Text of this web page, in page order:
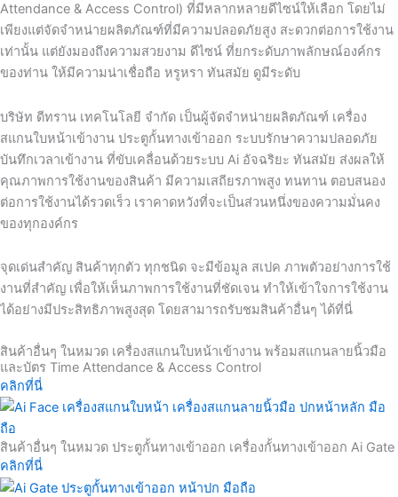
Attendance & Access Control) ที่มีหลากหลายดีไซน์ให้เลือก โดยไม่
เพียงแต่จัดจำหน่ายผลิตภัณฑ์ที่มีความปลอดภัยสูง สะดวกต่อการใช้งาน
เท่านั้น แต่ยังมองถึงความสวยงาม ดีไซน์ ที่ยกระดับภาพลักษณ์องค์กร
ของท่าน ให้มีความน่าเชื่อถือ หรูหรา ทันสมัย ดูมีระดับ
บริษัท ดีทราน เทคโนโลยี จำกัด เป็นผู้จัดจำหน่ายผลิตภัณฑ์ เครื่อง
สแกนใบหน้าเข้างาน ประตูกั้นทางเข้าออก ระบบรักษาความปลอดภัย
บันทึกเวลาเข้างาน ที่ขับเคลื่อนด้วยระบบ Ai อัจฉริยะ ทันสมัย ส่งผลให้
คุณภาพการใช้งานของสินค้า มีความเสถียรภาพสูง ทนทาน ตอบสนอง
ต่อการใช้งานได้รวดเร็ว เราคาดหวังที่จะเป็นส่วนหนึ่งของความมั่นคง
ของทุกองค์กร
จุดเด่นสำคัญ สินค้าทุกตัว ทุกชนิด จะมีข้อมูล สเปค ภาพตัวอย่างการใช้
งานที่สำคัญ เพื่อให้เห็นภาพการใช้งานที่ชัดเจน ทำให้เข้าใจการใช้งาน
ได้อย่างมีประสิทธิภาพสูงสุด โดยสามารถรับชมสินค้าอื่นๆ ได้ที่นี่
สินค้าอื่นๆ ในหมวด เครื่องสแกนใบหน้าเข้างาน พร้อมสแกนลายนิ้วมือ
และบัตร Time Attendance & Access Control
คลิกที่นี่
สินค้าอื่นๆ ในหมวด ประตูกั้นทางเข้าออก เครื่องกั้นทางเข้าออก Ai Gate
คลิกที่นี่